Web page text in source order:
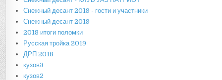
Снежный десант 2019 - гости и участники
Снежный десант 2019
2018 итоги поломки
Русская тройка 2019
ДРП 2018
кузов3
кузов2